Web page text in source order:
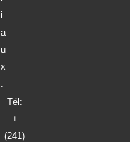
i
a
u
x
.
Tél:
+
(241)